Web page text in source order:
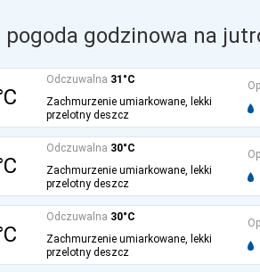
pogoda godzinowa na
Odczuwalna 31°C
Zachmurzenie umiarkowane, lekki
przelotny deszcz
Odczuwalna 30°C
Zachmurzenie umiarkowane, lekki
przelotny deszcz
Odczuwalna 30°C
Zachmurzenie umiarkowane, lekki
przelotny deszcz